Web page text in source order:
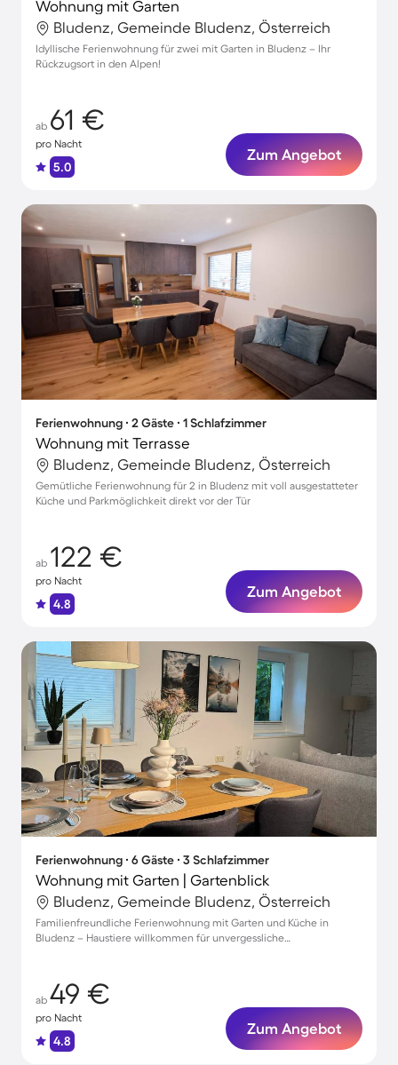
Wohnung mit Garten
Bludenz, Gemeinde Bludenz, Österreich
Idyllische Ferienwohnung für zwei mit Garten in Bludenz – Ihr
Rückzugsort in den Alpen!
ab 61 €
pro Nacht
5.0
Zum Angebot
Ferienwohnung ∙ 2 Gäste ∙ 1 Schlafzimmer
Wohnung mit Terrasse
Bludenz, Gemeinde Bludenz, Österreich
Gemütliche Ferienwohnung für 2 in Bludenz mit voll ausgestatteter
Küche und Parkmöglichkeit direkt vor der Tür
ab 122 €
pro Nacht
4.8
Zum Angebot
Ferienwohnung ∙ 6 Gäste ∙ 3 Schlafzimmer
Wohnung mit Garten | Gartenblick
Bludenz, Gemeinde Bludenz, Österreich
Familienfreundliche Ferienwohnung mit Garten und Küche in
Bludenz – Haustiere willkommen für unvergessliche
ab 49 €
pro Nacht
4.8
Zum Angebot